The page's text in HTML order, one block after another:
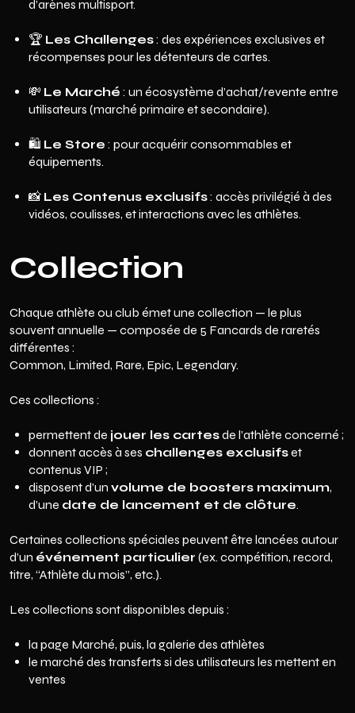
d’arènes multisport.
🏆 Les Challenges: des expériences exclusives et
récompenses pour les détenteurs de cartes.
💸 Le Marché : un écosystème d’achat/revente entre
utilisateurs (marché primaire et secondaire).
🛍️ Le Store : pour acquérir consommables et
équipements.
📸 Les Contenus exclusifs: accès privilégié à des
vidéos, coulisses, et interactions avec les athlètes.
Collection
Chaque athlète ou club émet une collection — le plus
souvent annuelle — composée de 5 Fancards de raretés
différentes :
Common, Limited, Rare, Epic, Legendary.
Ces collections :
permettent de jouer les cartesde l’athlète concerné ;
donnent accès à ses challenges exclusifset
contenus VIP ;
disposent d’un volume de boosters maximum,
d’une date de lancement et de clôture.
Certaines collections spéciales peuvent être lancées autour
d’un événement particulier (ex. compétition, record,
titre, “Athlète du mois”, etc.).
Les collections sont disponibles depuis :
la page Marché, puis, la galerie des athlètes
le marché des transferts si des utilisateurs les mettent en
ventes